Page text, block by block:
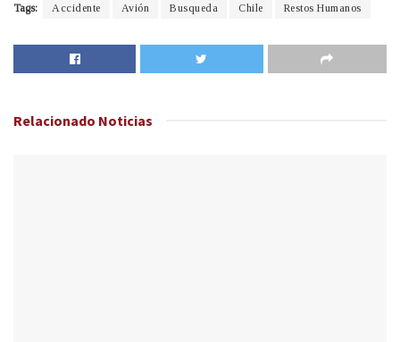
Tags: Accidente Avión Busqueda Chile Restos Humanos
Relacionado Noticias